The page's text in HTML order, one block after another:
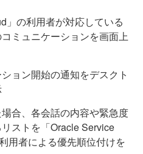
の利用者が対応している
ミュニケーションを画面上
ョン開始の通知をデスクト
合、各会話の内容や緊急度
ストを「Oracle Service
用者による優先順位付けを